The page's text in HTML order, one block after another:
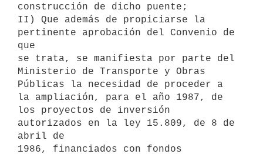
construcción de dicho puente;
II) Que además de propiciarse la
pertinente aprobación del Convenio de
que
se trata, se manifiesta por parte del
Ministerio de Transporte y Obras
Públicas la necesidad de proceder a
la ampliación, para el año 1987, de
los proyectos de inversión
autorizados en la ley 15.809, de 8 de
abril de
1986, financiados con fondos